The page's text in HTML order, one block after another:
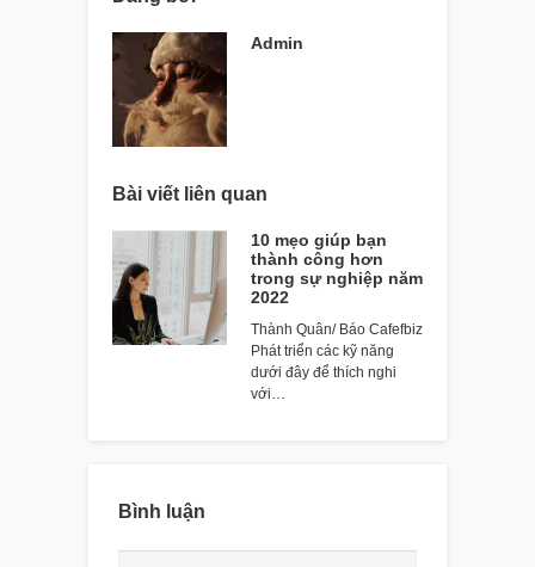
Admin
Bài viết liên quan
10 mẹo giúp bạn
thành công hơn
trong sự nghiệp năm
2022
Thành Quân/ Báo Cafefbiz
Phát triển các kỹ năng
dưới đây để thích nghi
với…
Bình luận